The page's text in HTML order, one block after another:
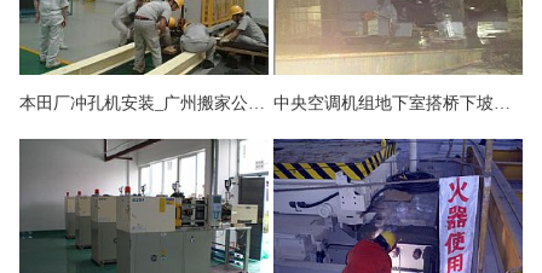
本田厂冲孔机安装_广州搬家公司，广州设备搬运公司，广州吊装公司，支点搬运公司 中央空调机组地下室搭桥下坡移位就位安装_广州搬家公司，广州设备搬运公司，广州吊装公司，支点搬运公司